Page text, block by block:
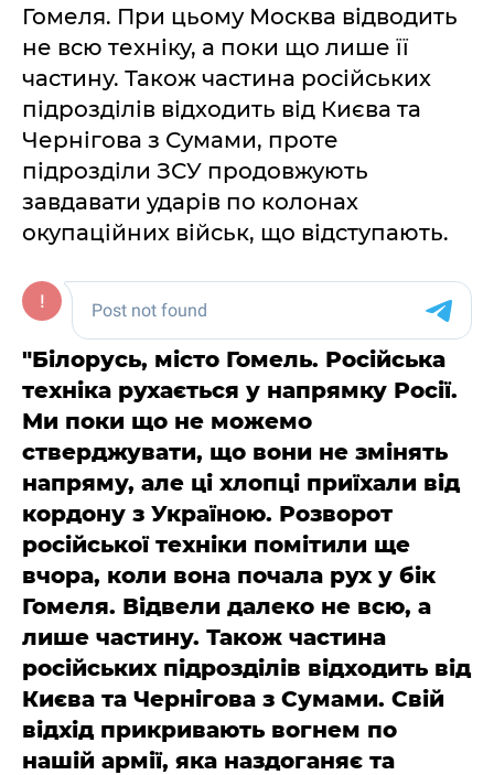
Гомеля. При цьому Москва відводить
не всю техніку, а поки що лише її
частину. Також частина російських
підрозділів відходить від Києва та
Чернігова з Сумами, проте
підрозділи ЗСУ продовжують
завдавати ударів по колонах
окупаційних військ, що відступають.
"Білорусь, місто Гомель. Російська
техніка рухається у напрямку Росії.
Ми поки що не можемо
стверджувати, що вони не змінять
напряму, але ці хлопці приїхали від
кордону з Україною. Розворот
російської техніки помітили ще
вчора, коли вона почала рух у бік
Гомеля. Відвели далеко не всю, а
лише частину. Також частина
російських підрозділів відходить від
Києва та Чернігова з Сумами. Свій
відхід прикривають вогнем по
нашій армії, яка наздоганяє та